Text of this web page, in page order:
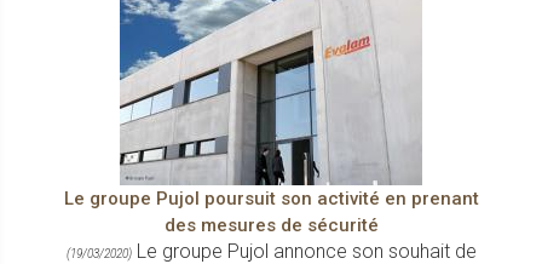
Le groupe Pujol poursuit son activité en prenant
des mesures de sécurité
(19/03/2020)Le groupe Pujol annonce son souhait de